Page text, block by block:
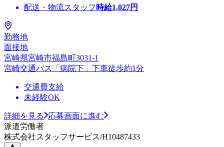
配送・物流スタッフ 時給1,027円
勤務地
面接地
宮崎県宮崎市福島町3031-1
宮崎交通バス「病院下」下車徒歩約1分
交通費支給
未経験OK
詳細を見る
応募画面に進む
派遣労働者
株式会社スタッフサービス/H10487433